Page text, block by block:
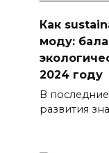
Как
моду:
2024 году
В
развития